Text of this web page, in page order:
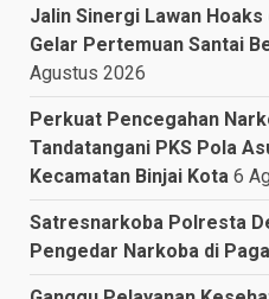
Jalin Sinergi Lawan
Gelar Pertemuan Santai
Agustus 2026
Perkuat Pencegahan
Tandatangani PKS Pola
Kecamatan Binjai Kota 6
Satresnarkoba Polresta
Pengedar Narkoba di